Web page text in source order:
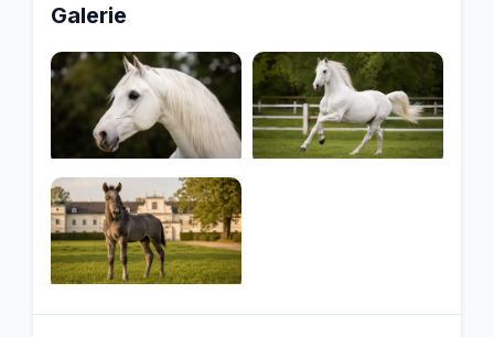
Galerie